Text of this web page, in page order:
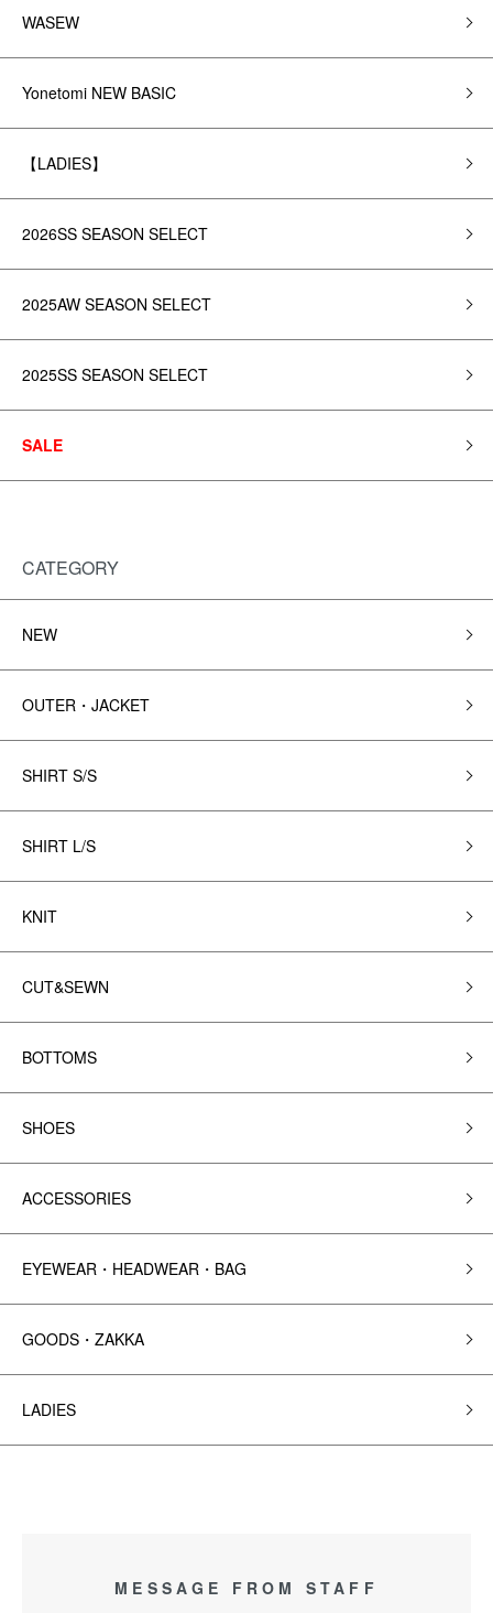
WASEW
Yonetomi NEW BASIC
【LADIES】
2026SS SEASON SELECT
2025AW SEASON SELECT
2025SS SEASON SELECT
SALE
CATEGORY
NEW
OUTER・JACKET
SHIRT S/S
SHIRT L/S
KNIT
CUT&SEWN
BOTTOMS
SHOES
ACCESSORIES
EYEWEAR・HEADWEAR・BAG
GOODS・ZAKKA
LADIES
MESSAGE FROM STAFF